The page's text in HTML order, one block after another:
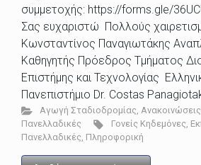
συμμετοχής: https://forms.gle/
Σας ευχαριστώ Πολλούς
Κωνσταντίνος Παναγιωτάκης
Καθηγητής Πρόεδρος Τμήματος
Επιστήμης και Τεχνολογίας
Πανεπιστήμιο Dr. Costas
Αγωγή Σταδιοδρομίας, Ανακοινώσεις
Πανελλαδικές
Γονείς Κηδεμόνες,
Πανελλαδικές, Πληροφορική